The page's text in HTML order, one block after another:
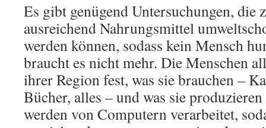
Es gibt genügend Untersuchungen, die
ausreichend Nahrungsmittel
werden können, sodass kein Mensch
braucht es nicht mehr. Die Menschen
ihrer Region fest, was sie brauchen –
Bücher, alles – und was sie
werden von Computern verarbeitet,